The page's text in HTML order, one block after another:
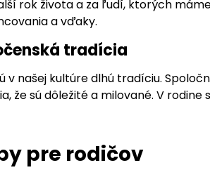
rok života a za ľudí, ktorých
a vďaky.
tradícia
v našej kultúre dlhú tradíciu.
že sú dôležité a milované. V
pre rodičov